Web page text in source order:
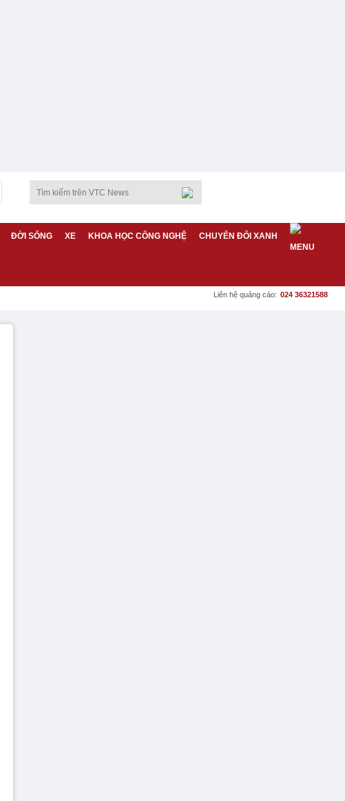
ĐỜI SỐNG XE KHOA HỌC CÔNG NGHỆ CHUYỂN ĐỔI XANH
Liên hệ quảng cáo: 024 36321588